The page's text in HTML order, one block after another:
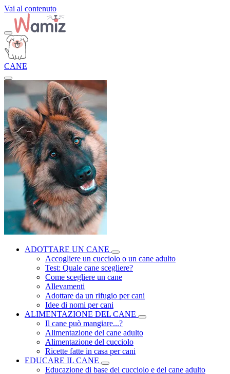
Vai al contenuto
CANE
ADOTTARE UN CANE
Accogliere un cucciolo o un cane adulto
Test: Quale cane scegliere?
Come scegliere un cane
Allevamenti
Adottare da un rifugio per cani
Idee di nomi per cani
ALIMENTAZIONE DEL CANE
Il cane può mangiare...?
Alimentazione del cane adulto
Alimentazione del cucciolo
Ricette fatte in casa per cani
EDUCARE IL CANE
Educazione di base del cucciolo e del cane adulto